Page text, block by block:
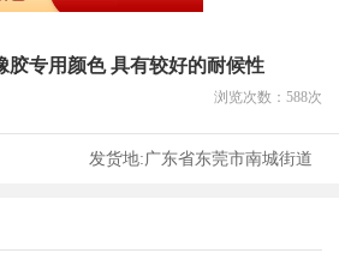
胶专用颜色 具有较好的耐候性
浏览次数： 588次
发货地:广东省东莞市南城街道